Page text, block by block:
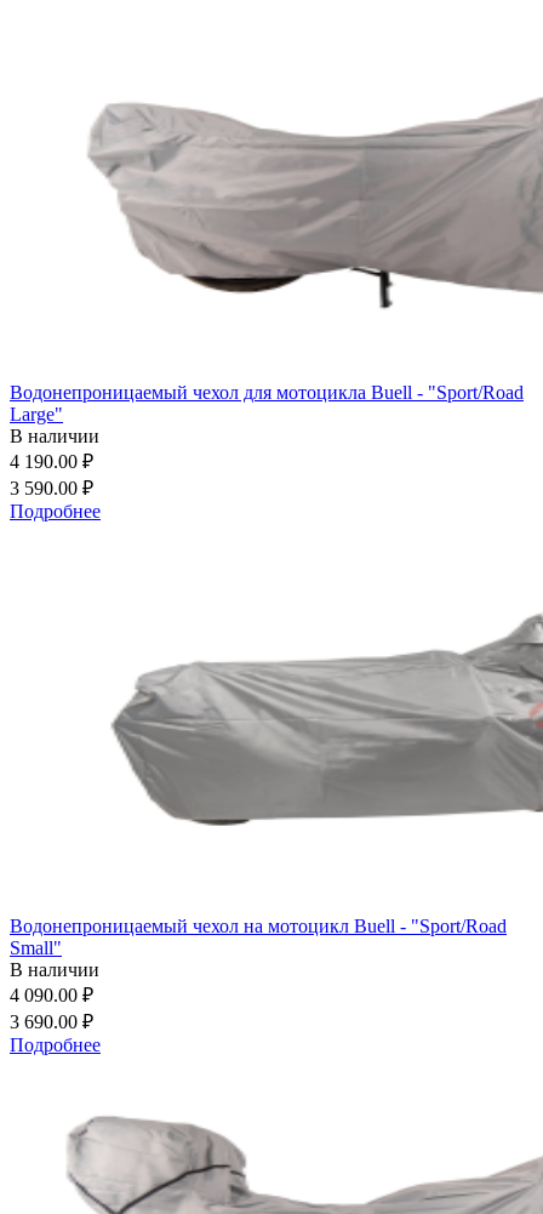
Водонепроницаемый чехол для мотоцикла Buell - "Sport/Road
Large"
В наличии
4 190.00 ₽
3 590.00 ₽
Подробнее
Водонепроницаемый чехол на мотоцикл Buell - "Sport/Road
Small"
В наличии
4 090.00 ₽
3 690.00 ₽
Подробнее